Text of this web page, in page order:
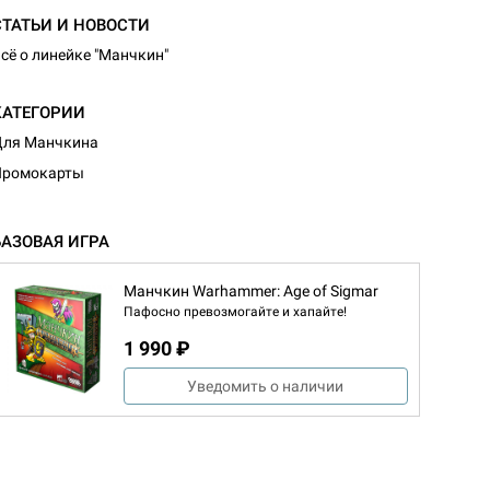
И НОВОСТИ
о линейке "Манчкин"
Манчкина
ИГРА
Манчкин Warhammer: Age of Sigmar
Пафосно превозмогайте и хапайте!
1 990 ₽
Уведомить о наличии